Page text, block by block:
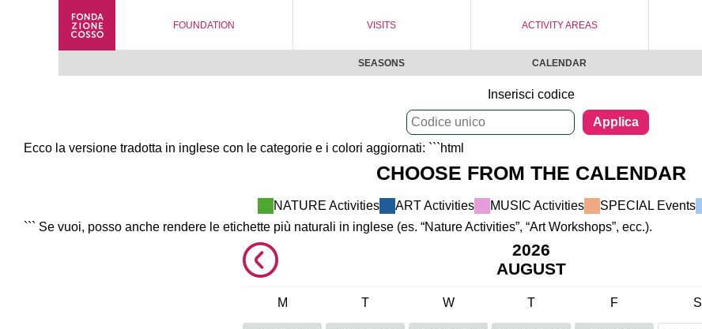
FOUNDATION VISITS ACTIVITY AREAS
SEASONS CALENDAR
Inserisci codice
Ecco la versione tradotta in inglese con le categorie e i colori aggiornati: ```html
CHOOSE FROM THE CALENDAR
NATURE Activities ART Activities MUSIC Activities SPECIAL Events
``` Se vuoi, posso anche rendere le etichette più naturali in inglese (es. “Nature Activities”, “Art Workshops”, ecc.).
2026
AUGUST
M T W T F S